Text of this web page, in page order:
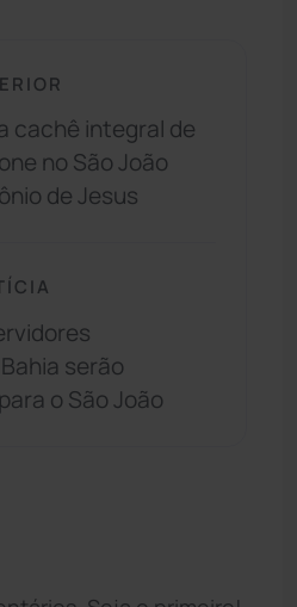
cachê integral de
no São João
de Jesus
serão
o São João